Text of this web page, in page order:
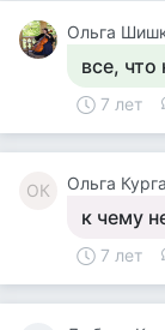
Ольга
все,
7 лет
ОК Ольга
к чему
7 лет